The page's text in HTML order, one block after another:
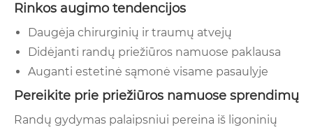
Rinkos augimo tendencijos
Daugėja chirurginių ir traumų atvejų
Didėjanti randų priežiūros namuose paklausa
Auganti estetinė sąmonė visame pasaulyje
Pereikite prie priežiūros namuose sprendimų
Randų gydymas palaipsniui pereina iš ligoninių